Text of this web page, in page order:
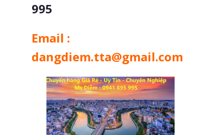
995
Email :
dangdiem.tta@gmail.com